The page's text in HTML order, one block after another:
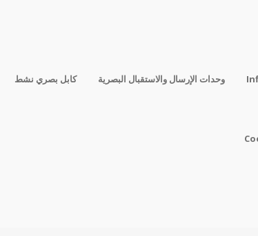
وحدات الإرسال والاستقبال البصرية كابل بصري نشط